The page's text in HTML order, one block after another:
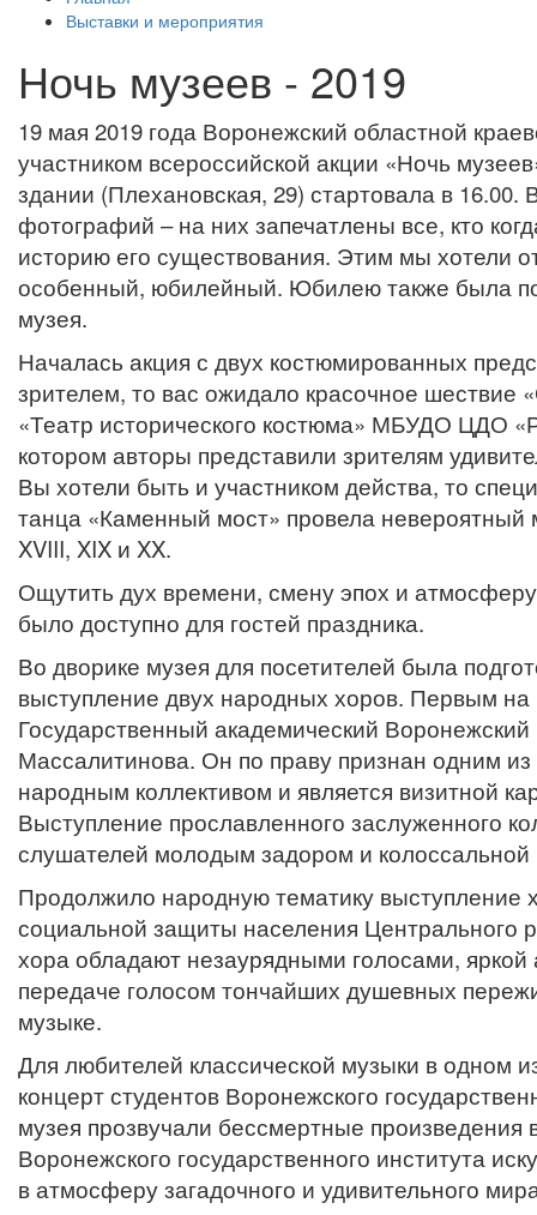
Выставки и мероприятия
Ночь музеев - 2019
19 мая 2019 года Воронежский областной
участником всероссийской акции «Ночь
здании (Плехановская, 29) стартовала в 16.00.
фотографий – на них запечатлены все, кто
историю его существования. Этим мы хотели
особенный, юбилейный. Юбилею также была
музея.
Началась акция с двух костюмированных
зрителем, то вас ожидало красочное
«Театр исторического костюма» МБУДО ЦДО
котором авторы представили зрителям
Вы хотели быть и участником действа, то
танца «Каменный мост» провела невероятный
XVIII, XIX и XX.
Ощутить дух времени, смену эпох и
было доступно для гостей праздника.
Во дворике музея для посетителей была
выступление двух народных хоров. Первым
Государственный академический
Массалитинова. Он по праву признан одним
народным коллективом и является визитной
Выступление прославленного заслуженного
слушателей молодым задором и колоссальной
Продолжило народную тематику выступление
социальной защиты населения Центрального
хора обладают незаурядными голосами, яркой
передаче голосом тончайших душевных
музыке.
Для любителей классической музыки в одном
концерт студентов Воронежского
музея прозвучали бессмертные произведения
Воронежского государственного института
в атмосферу загадочного и удивительного